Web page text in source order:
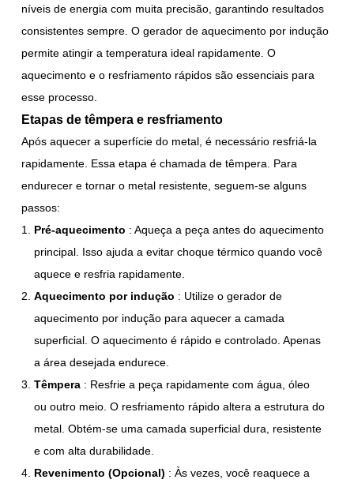
níveis de energia com muita precisão, garantindo resultados
consistentes sempre. O gerador de aquecimento por indução
permite atingir a temperatura ideal rapidamente. O
aquecimento e o resfriamento rápidos são essenciais para
esse processo.
Etapas de têmpera e resfriamento
Após aquecer a superfície do metal, é necessário resfriá-la
rapidamente. Essa etapa é chamada de têmpera. Para
endurecer e tornar o metal resistente, seguem-se alguns
passos:
Pré-aquecimento : Aqueça a peça antes do aquecimento
principal. Isso ajuda a evitar choque térmico quando você
aquece e resfria rapidamente.
Aquecimento por indução : Utilize o gerador de
aquecimento por indução para aquecer a camada
superficial. O aquecimento é rápido e controlado. Apenas
a área desejada endurece.
Têmpera : Resfrie a peça rapidamente com água, óleo
ou outro meio. O resfriamento rápido altera a estrutura do
metal. Obtém-se uma camada superficial dura, resistente
e com alta durabilidade.
Revenimento (Opcional) : Às vezes, você reaquece a